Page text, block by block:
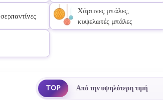
Χάρτινες μπάλες,
κυψελωτές μπάλες
TOP Από την υψηλότερη τιμή